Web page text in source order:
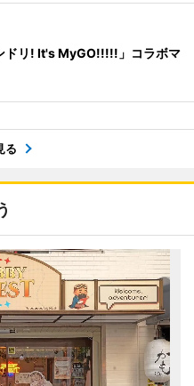
ドリ! It's MyGO!!!!!」コラボマ
る